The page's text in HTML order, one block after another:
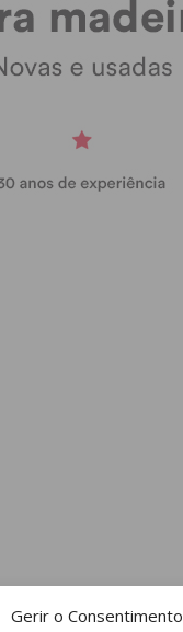
Gerir o Consentimento